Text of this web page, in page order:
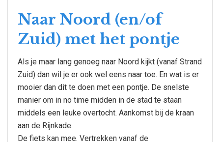
Naar Noord (en/of
Zuid) met het pontje
Als je maar lang genoeg naar Noord kijkt (vanaf Strand
Zuid) dan wil je er ook wel eens naar toe. En wat is er
mooier dan dit te doen met een pontje. De snelste
manier om in no time midden in de stad te staan
middels een leuke overtocht. Aankomst bij de kraan
aan de Rijnkade.
De fiets kan mee. Vertrekken vanaf de